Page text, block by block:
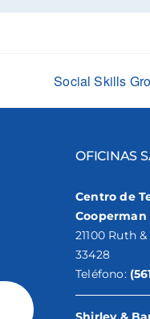
Social Skills
OFICINAS
Centro de
Cooperman
21100 Ruth
33428
Teléfono: